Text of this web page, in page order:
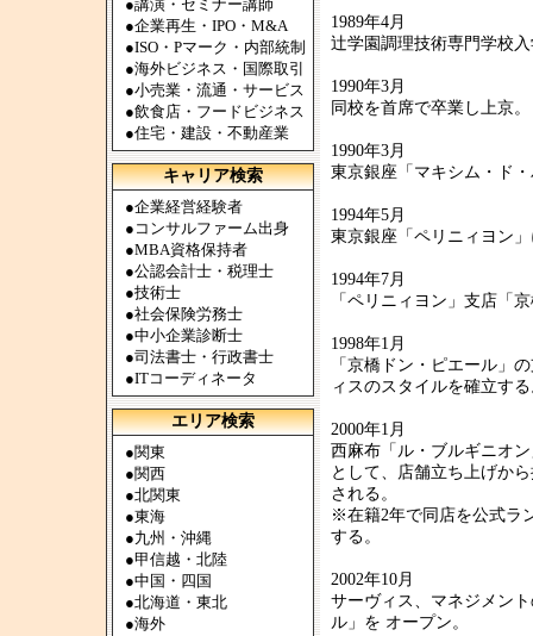
●講演・セミナー講師
●企業再生・IPO・M&A
●ISO・Pマーク・内部統制
●海外ビジネス・国際取引
●小売業・流通・サービス
●飲食店・フードビジネス
●住宅・建設・不動産業
キャリア検索
●企業経営経験者
● コンサルファーム出身
●MBA資格保持者
●公認会計士・税理士
●技術士
●社会保険労務士
●中小企業診断士
●司法書士・行政書士
●ITコーディネータ
エリア検索
●関東
●関西
●北関東
●東海
●九州・沖縄
●甲信越・北陸
●中国・四国
●北海道・東北
●海外
1989年4月
辻学園調理技術専門学校
1990年3月
同校を首席で卒業し上京。
1990年3月
東京銀座「マキシム・ド
1994年5月
東京銀座「ペリニィヨン
1994年7月
「ペリニィヨン」支店「
1998年1月
「京橋ドン・ピエール」
ィスのスタイルを確立す
2000年1月
西麻布「ル・ブルギニオ
として、店舗立ち上げか
される。
※在籍2年で同店を公式ラ
する。
2002年10月
サーヴィス、マネジメン
ル」を オープン。